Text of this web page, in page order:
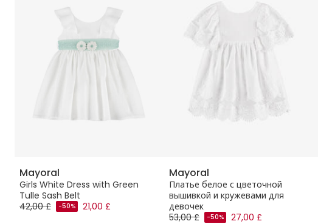
Mayoral
Girls White Dress with Green
Tulle Sash Belt
42,00 £
-50% 21,00 £
Mayoral
Платье белое с цветочной
вышивкой и кружевами для
девочек
53,00 £
-50% 27,00 £